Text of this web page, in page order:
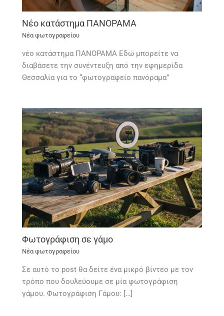
Νέο κατάστημα ΠΑΝΟΡΑΜΑ
Νέα φωτογραφείου
νέο κατάστημα ΠΑΝΟΡΑΜΑ Εδώ μπορείτε να
διαβάσετε την συνέντευξη από την εφημερίδα
Θεσσαλία για το “φωτογραφείο πανόραμα”
Φωτογράφιση σε γάμο
Νέα φωτογραφείου
Σε αυτό το post θα δείτε ένα μικρό βίντεο με τον
τρόπο που δουλεύουμε σε μία φωτογράφιση
γάμου. Φωτογράφιση Γάμου: […]